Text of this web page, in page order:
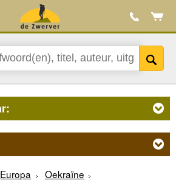
Europa Oekraïne